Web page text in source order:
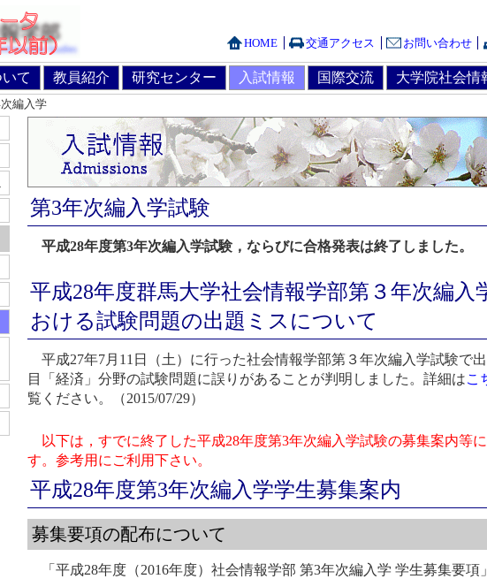
HOME 交通アクセス お問い合わせ
て 教員紹介 研究センター 入試情報 国際交流 大学院社会情
編入学
第3年次編入学試験
平成28年度第3年次編入学試験，ならびに合格発表は終了しました。
平成28年度群馬大学社会情報学部第３年次編入
おける試験問題の出題ミスについて
平成27年7月11日（土）に行った社会情報学部第３年次編入学試験で
目「経済」分野の試験問題に誤りがあることが判明しました。詳細はこ
覧ください。（2015/07/29）
以下は，すでに終了した平成28年度第3年次編入学試験の募集案内等
す。参考用にご利用下さい。
平成28年度第3年次編入学学生募集案内
募集要項の配布について
「平成28年度（2016年度）社会情報学部 第3年次編入学 学生募集要項